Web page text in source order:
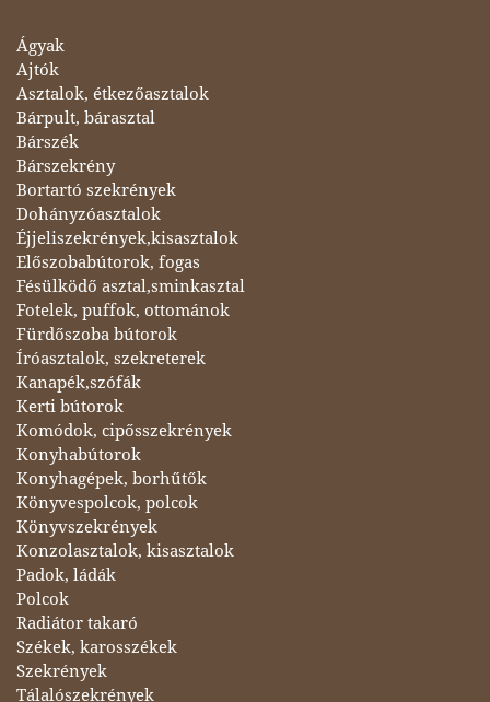
Ágyak
Ajtók
Asztalok, étkezőasztalok
Bárpult, bárasztal
Bárszék
Bárszekrény
Bortartó szekrények
Dohányzóasztalok
Éjjeliszekrények,kisasztalok
Előszobabútorok, fogas
Fésülködő asztal,sminkasztal
Fotelek, puffok, ottománok
Fürdőszoba bútorok
Íróasztalok, szekreterek
Kanapék,szófák
Kerti bútorok
Komódok, cipősszekrények
Konyhabútorok
Konyhagépek, borhűtők
Könyvespolcok, polcok
Könyvszekrények
Konzolasztalok, kisasztalok
Padok, ládák
Polcok
Radiátor takaró
Székek, karosszékek
Szekrények
Tálalószekrények